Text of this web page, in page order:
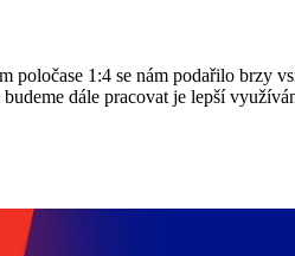
poločase 1:4 se nám podařilo brzy
dále pracovat je lepší